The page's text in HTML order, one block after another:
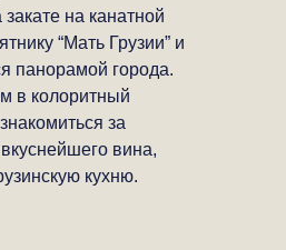
на канатной
“Мать Грузии” и
панорамой города.
в колоритный
за
вина,
кухню.